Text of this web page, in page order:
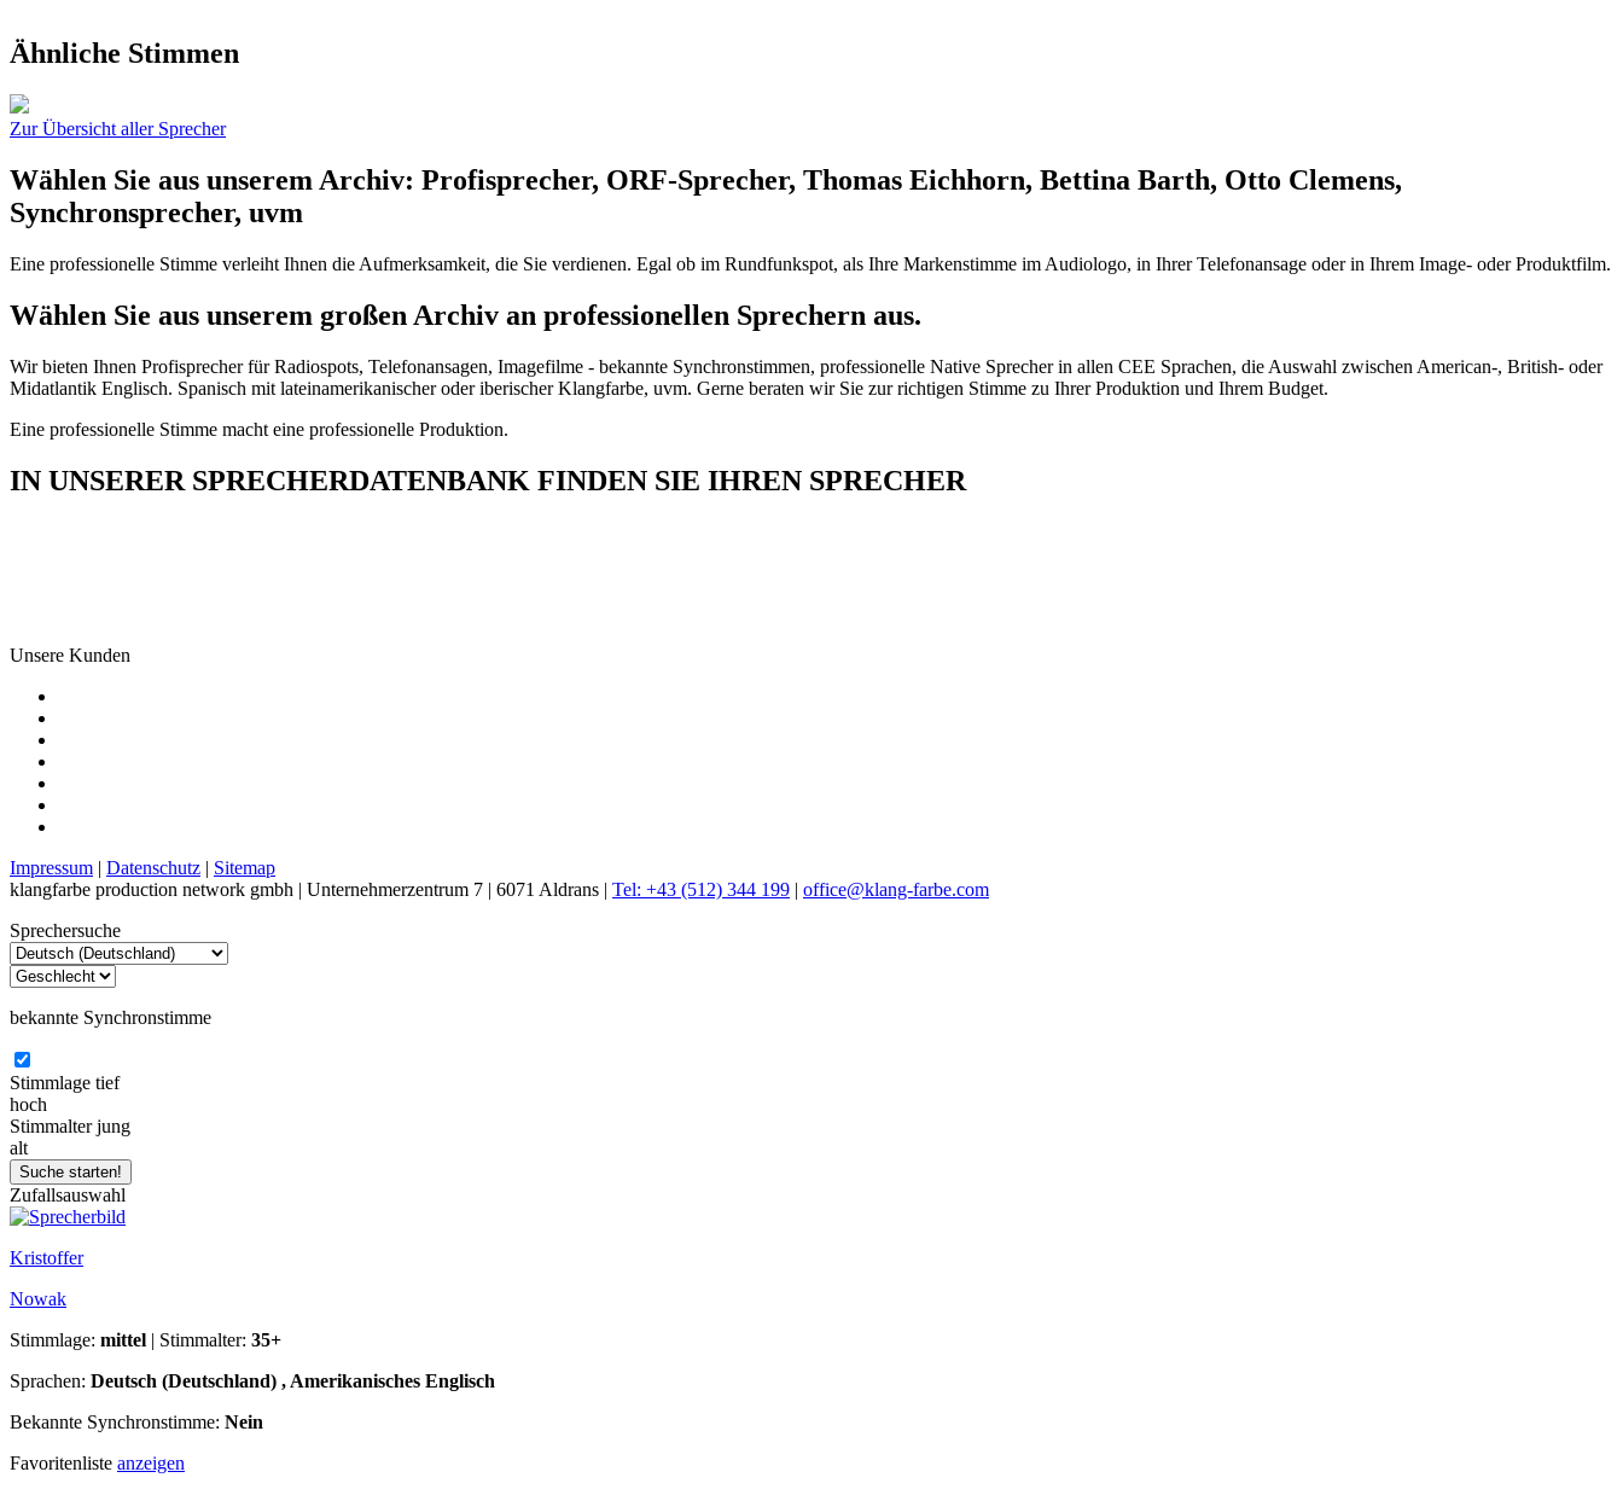
Ähnliche Stimmen
Zur Übersicht aller Sprecher
Wählen Sie aus unserem Archiv: Profisprecher, ORF-Sprecher, Thomas Eichhorn, Bettina Barth, Otto Clemens,
Synchronsprecher, uvm
Eine professionelle Stimme verleiht Ihnen die Aufmerksamkeit, die Sie verdienen. Egal ob im Rundfunkspot, als Ihre Markenstimme im Audiologo, in Ihrer Telefonansage oder in Ihrem Image- oder Produktfilm.
Wählen Sie aus unserem großen Archiv an professionellen Sprechern aus.
Wir bieten Ihnen Profisprecher für Radiospots, Telefonansagen, Imagefilme - bekannte Synchronstimmen, professionelle Native Sprecher in allen CEE Sprachen, die Auswahl zwischen American-, British- oder
Midatlantik Englisch. Spanisch mit lateinamerikanischer oder iberischer Klangfarbe, uvm. Gerne beraten wir Sie zur richtigen Stimme zu Ihrer Produktion und Ihrem Budget.
Eine professionelle Stimme macht eine professionelle Produktion.
IN UNSERER SPRECHERDATENBANK FINDEN SIE IHREN SPRECHER
Unsere Kunden
Impressum | Datenschutz | Sitemap
klangfarbe production network gmbh | Unternehmerzentrum 7 | 6071 Aldrans | Tel: +43 (512) 344 199 | office@klang-farbe.com
Sprechersuche
bekannte Synchronstimme
Stimmlage tief
hoch
Stimmalter jung
alt
Zufallsauswahl
Kristoffer
Nowak
Stimmlage: mittel | Stimmalter: 35+
Sprachen: Deutsch (Deutschland) , Amerikanisches Englisch
Bekannte Synchronstimme: Nein
Favoritenliste anzeigen